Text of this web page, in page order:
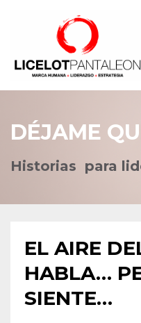
DÉJAME
Historias para
EL AIRE
HABLA…
SIENTE…